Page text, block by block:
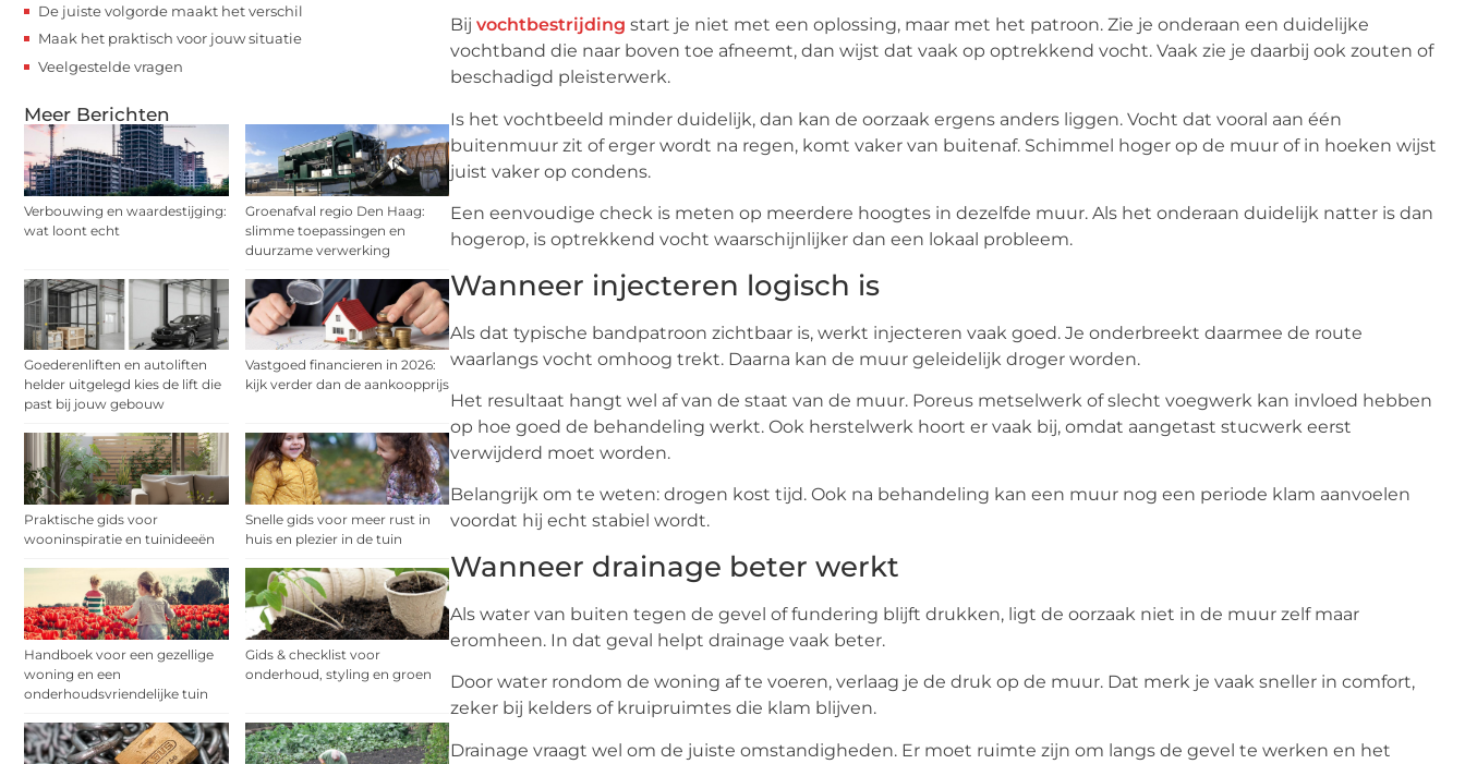
De juiste volgorde maakt het verschil
Maak het praktisch voor jouw situatie
Veelgestelde vragen
Meer Berichten
Verbouwing en waardestijging:
wat loont echt
Groenafval regio Den Haag:
slimme toepassingen en
duurzame verwerking
Goederenliften en autoliften
helder uitgelegd kies de lift die
past bij jouw gebouw
Vastgoed financieren in 2026:
kijk verder dan de aankoopprijs
Praktische gids voor
wooninspiratie en tuinideeën
Snelle gids voor meer rust in
huis en plezier in de tuin
Handboek voor een gezellige
woning en een
onderhoudsvriendelijke tuin
Gids & checklist voor
onderhoud, styling en groen
Bij vochtbestrijding start je niet met een oplossing, maar met het patroon. Zie je onderaan een duidelijke
vochtband die naar boven toe afneemt, dan wijst dat vaak op optrekkend vocht. Vaak zie je daarbij ook zouten of
beschadigd pleisterwerk.
Is het vochtbeeld minder duidelijk, dan kan de oorzaak ergens anders liggen. Vocht dat vooral aan één
buitenmuur zit of erger wordt na regen, komt vaker van buitenaf. Schimmel hoger op de muur of in hoeken wijst
juist vaker op condens.
Een eenvoudige check is meten op meerdere hoogtes in dezelfde muur. Als het onderaan duidelijk natter is dan
hogerop, is optrekkend vocht waarschijnlijker dan een lokaal probleem.
Wanneer injecteren logisch is
Als dat typische bandpatroon zichtbaar is, werkt injecteren vaak goed. Je onderbreekt daarmee de route
waarlangs vocht omhoog trekt. Daarna kan de muur geleidelijk droger worden.
Het resultaat hangt wel af van de staat van de muur. Poreus metselwerk of slecht voegwerk kan invloed hebben
op hoe goed de behandeling werkt. Ook herstelwerk hoort er vaak bij, omdat aangetast stucwerk eerst
verwijderd moet worden.
Belangrijk om te weten: drogen kost tijd. Ook na behandeling kan een muur nog een periode klam aanvoelen
voordat hij echt stabiel wordt.
Wanneer drainage beter werkt
Als water van buiten tegen de gevel of fundering blijft drukken, ligt de oorzaak niet in de muur zelf maar
eromheen. In dat geval helpt drainage vaak beter.
Door water rondom de woning af te voeren, verlaag je de druk op de muur. Dat merk je vaak sneller in comfort,
zeker bij kelders of kruipruimtes die klam blijven.
Drainage vraagt wel om de juiste omstandigheden. Er moet ruimte zijn om langs de gevel te werken en het